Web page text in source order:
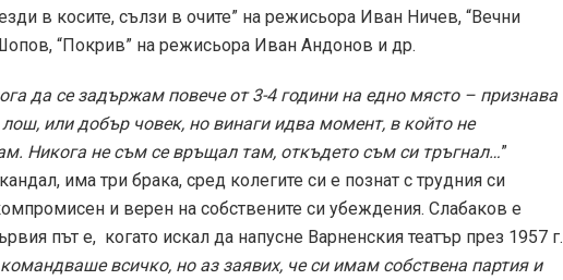
в косите, сълзи в очите” на режисьора Иван Ничев, “Вечни
“Покрив” на режисьора Иван Андонов и др.
да се задържам повече от 3-4 години на едно място – признава
или добър човек, но винаги идва момент, в който не
Никога не съм се връщал там, откъдето съм си тръгнал…”
има три брака, сред колегите си е познат с трудния си
и верен на собствените си убеждения. Слабаков е
път е, когато искал да напусне Варненския театър през 1957 г.
всичко, но аз заявих, че си имам собствена партия и